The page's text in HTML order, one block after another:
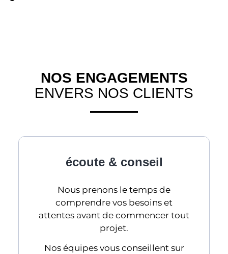
NOS ENGAGEMENTS
ENVERS NOS CLIENTS
écoute & conseil
Nous prenons le temps de
comprendre vos besoins et
attentes avant de commencer tout
projet.
Nos équipes vous conseillent sur